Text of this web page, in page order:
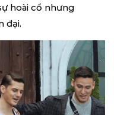
hoài cổ nhưng
đại.